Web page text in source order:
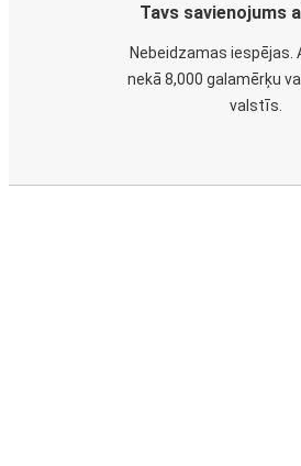
Tavs savienojums
Nebeidzamas iespējas.
nekā 8,000 galamērķu
valstīs.